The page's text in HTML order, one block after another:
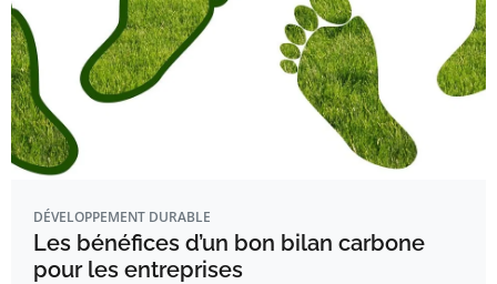
DÉVELOPPEMENT DURABLE
Les bénéfices d’un bon bilan carbone
pour les entreprises